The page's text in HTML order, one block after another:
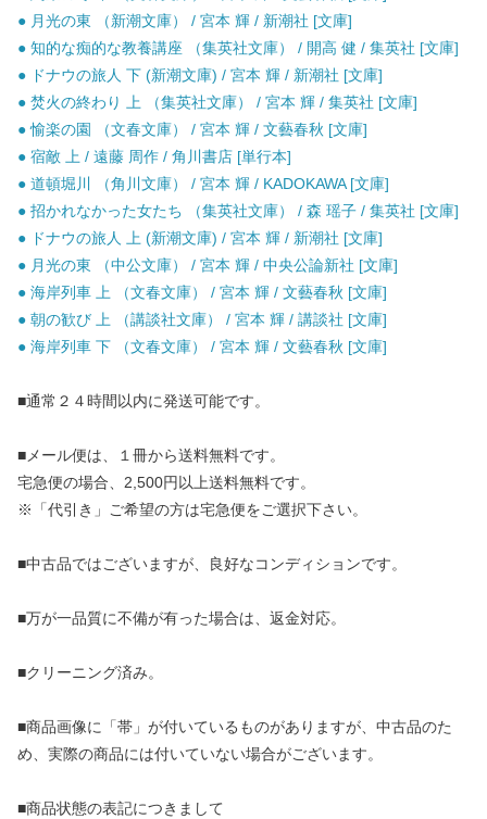
● 月光の東 （新潮文庫） / 宮本 輝 / 新潮社 [文庫]
● 知的な痴的な教養講座 （集英社文庫） / 開高 健 / 集英社 [文庫]
● ドナウの旅人 下 (新潮文庫) / 宮本 輝 / 新潮社 [文庫]
● 焚火の終わり 上 （集英社文庫） / 宮本 輝 / 集英社 [文庫]
● 愉楽の園 （文春文庫） / 宮本 輝 / 文藝春秋 [文庫]
● 宿敵 上 / 遠藤 周作 / 角川書店 [単行本]
● 道頓堀川 （角川文庫） / 宮本 輝 / KADOKAWA [文庫]
● 招かれなかった女たち （集英社文庫） / 森 瑶子 / 集英社 [文庫]
● ドナウの旅人 上 (新潮文庫) / 宮本 輝 / 新潮社 [文庫]
● 月光の東 （中公文庫） / 宮本 輝 / 中央公論新社 [文庫]
● 海岸列車 上 （文春文庫） / 宮本 輝 / 文藝春秋 [文庫]
● 朝の歓び 上 （講談社文庫） / 宮本 輝 / 講談社 [文庫]
● 海岸列車 下 （文春文庫） / 宮本 輝 / 文藝春秋 [文庫]
■通常２４時間以内に発送可能です。
■メール便は、１冊から送料無料です。
宅急便の場合、2,500円以上送料無料です。
※「代引き」ご希望の方は宅急便をご選択下さい。
■中古品ではございますが、良好なコンディションです。
■万が一品質に不備が有った場合は、返金対応。
■クリーニング済み。
■商品画像に「帯」が付いているものがありますが、中古品のた
め、実際の商品には付いていない場合がございます。
■商品状態の表記につきまして